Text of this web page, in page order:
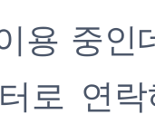
용 중인
로 연